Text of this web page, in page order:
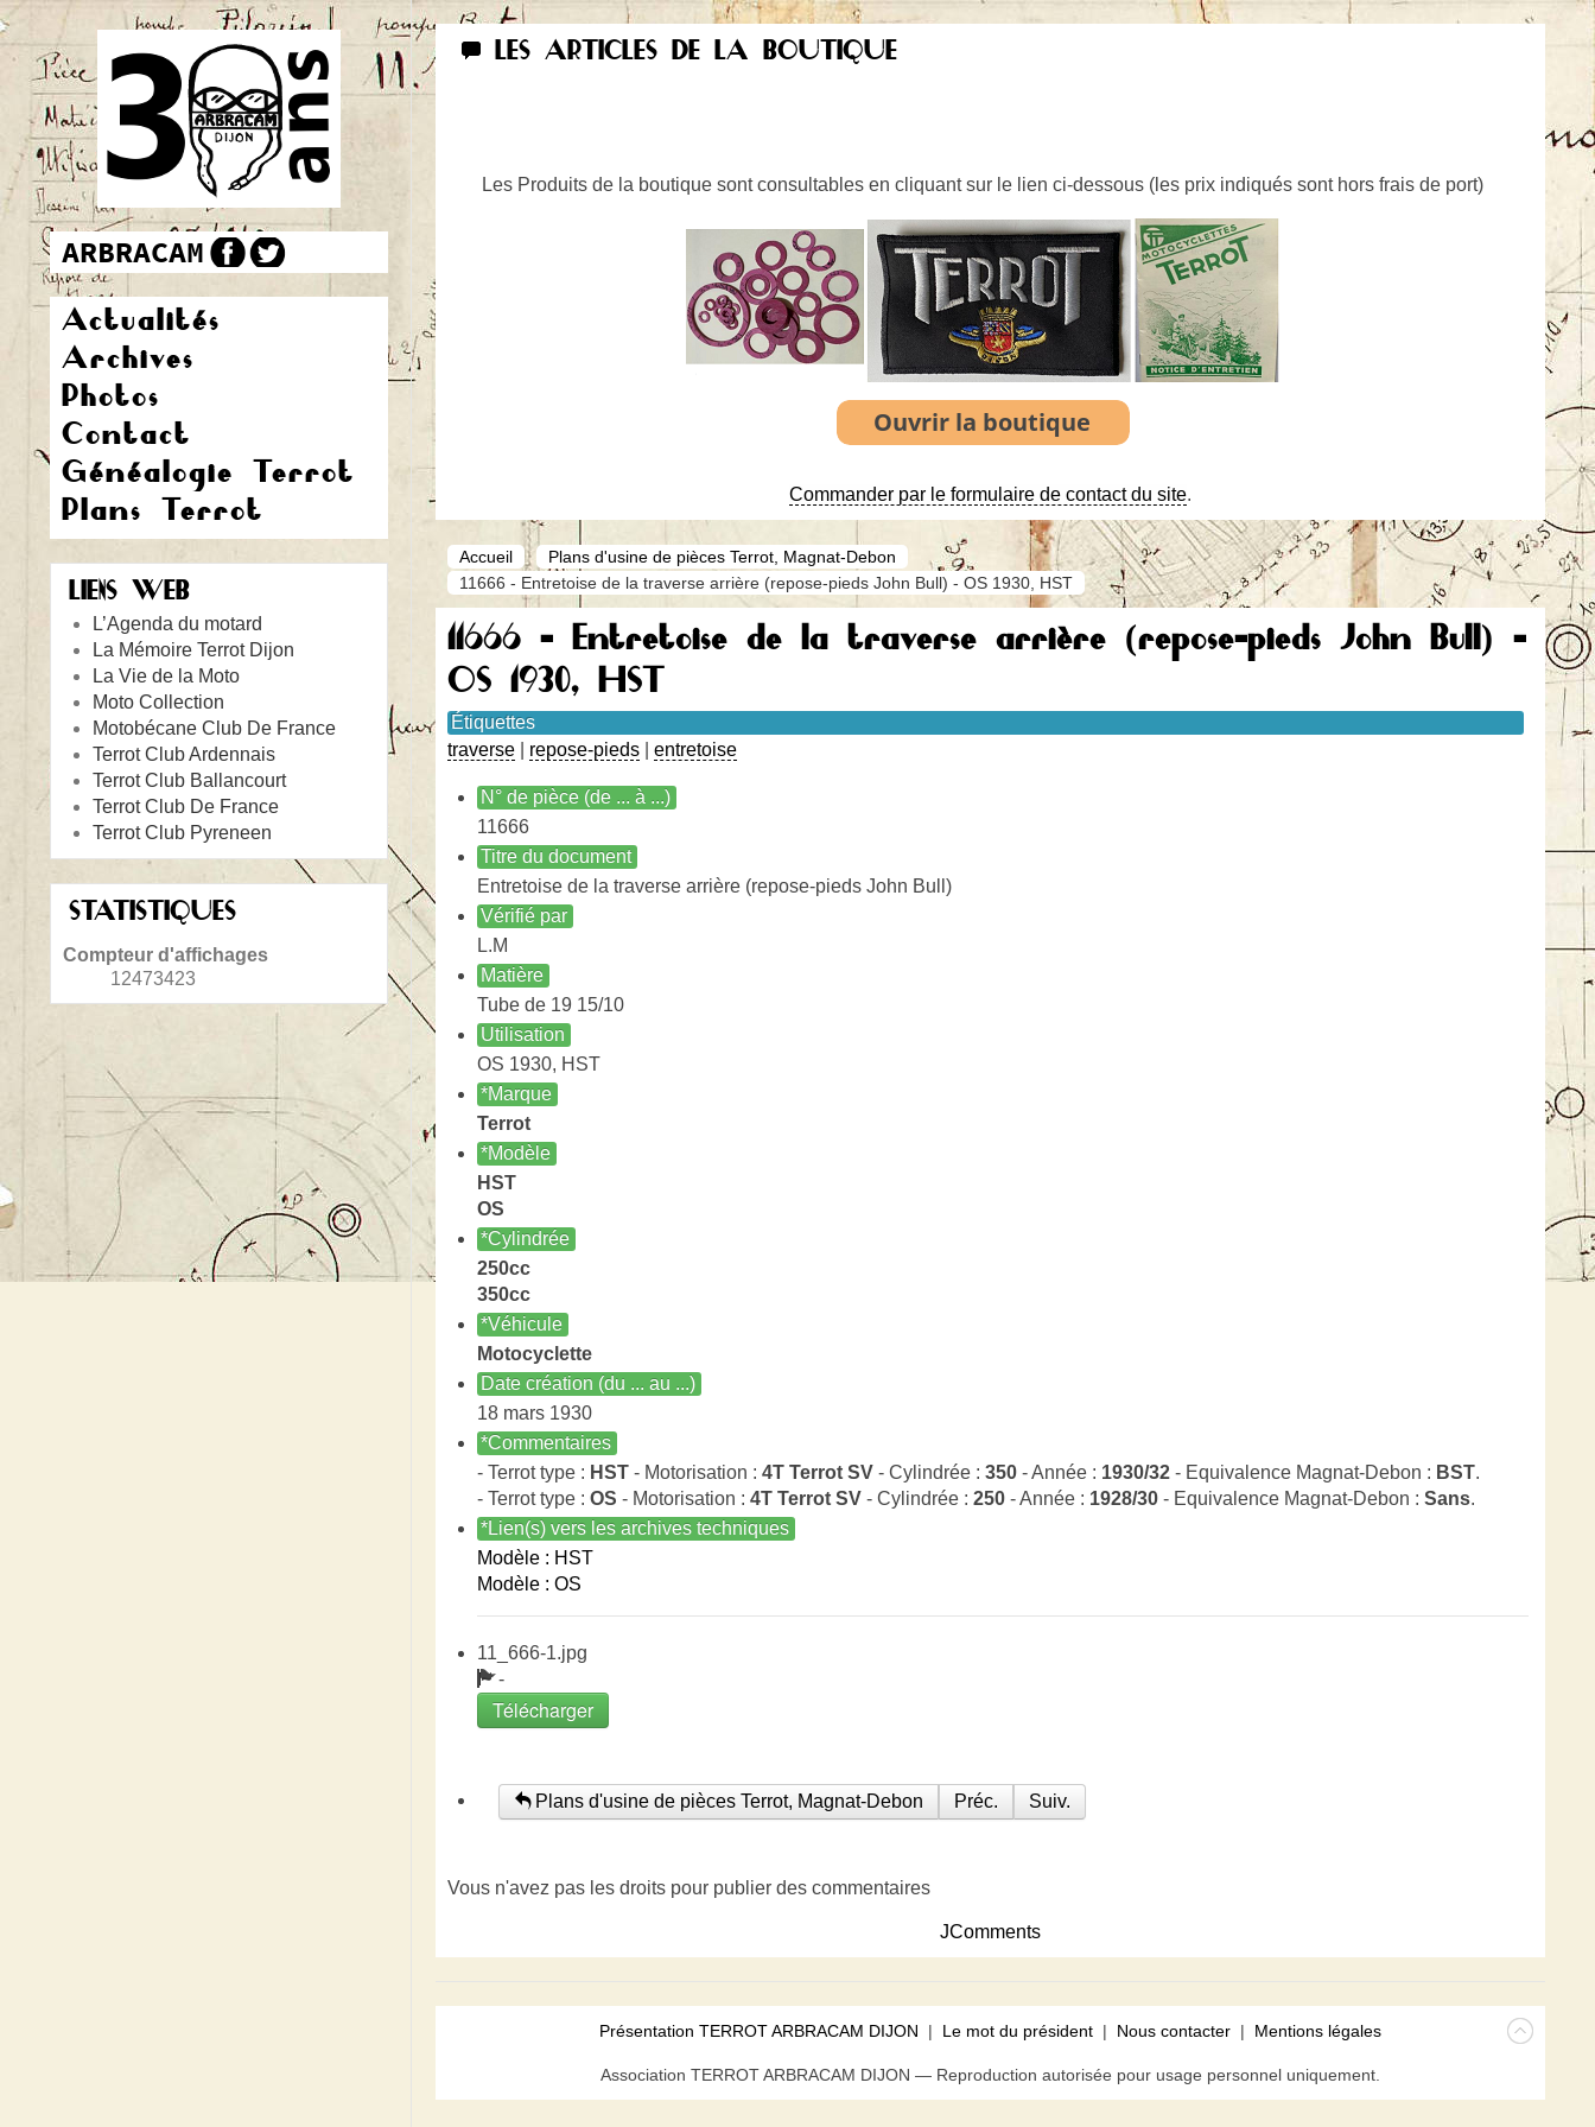
Actualités
Archives
Photos
Contact
Généalogie Terrot
Plans Terrot
LIENS WEB
L’Agenda du motard
La Mémoire Terrot Dijon
La Vie de la Moto
Moto Collection
Motobécane Club De France
Terrot Club Ardennais
Terrot Club Ballancourt
Terrot Club De France
Terrot Club Pyreneen
STATISTIQUES
Compteur d'affichages
12473423
LES ARTICLES DE LA BOUTIQUE
Les Produits de la boutique sont consultables en cliquant sur le lien ci-dessous ( les prix indiqués sont hors frais de port)
Commander par le formulaire de contact du site.
Accueil
Plans d'usine de pièces Terrot, Magnat-Debon
11666 - Entretoise de la traverse arrière (repose-pieds John Bull) - OS 1930, HST
11666 - Entretoise de la traverse arrière (repose-pieds John Bull) -
OS 1930, HST
Étiquettes
traverse
repose-pieds entretoise
N° de pièce (de ... à ...)
11666
Titre du document
Entretoise de la traverse arrière (repose-pieds John Bull)
Vérifié par
L.M
Matière
Tube de 19 15/10
Utilisation
OS 1930, HST
*Marque
Terrot
*Modèle
HST
OS
*Cylindrée
250cc
350cc
*Véhicule
Motocyclette
Date création (du ... au ...)
18 mars 1930
*Commentaires
- Terrot type : HST - Motorisation : 4T Terrot SV - Cylindrée : 350 - Année : 1930/32 - Equivalence Magnat-Debon : BST.
- Terrot type : OS - Motorisation : 4T Terrot SV - Cylindrée : 250 - Année : 1928/30 - Equivalence Magnat-Debon : Sans.
*Lien(s) vers les archives techniques
Modèle : HST
Modèle : OS
11_666-1.jpg
-
Télécharger
Plans d'usine de pièces Terrot, Magnat-Debon Préc. Suiv.
Vous n'avez pas les droits pour publier des commentaires
JComments
Présentation TERROT ARBRACAM DIJON | Le mot du président | Nous contacter | Mentions légales
Association TERROT ARBRACAM DIJON — Reproduction autorisée pour usage personnel uniquement.